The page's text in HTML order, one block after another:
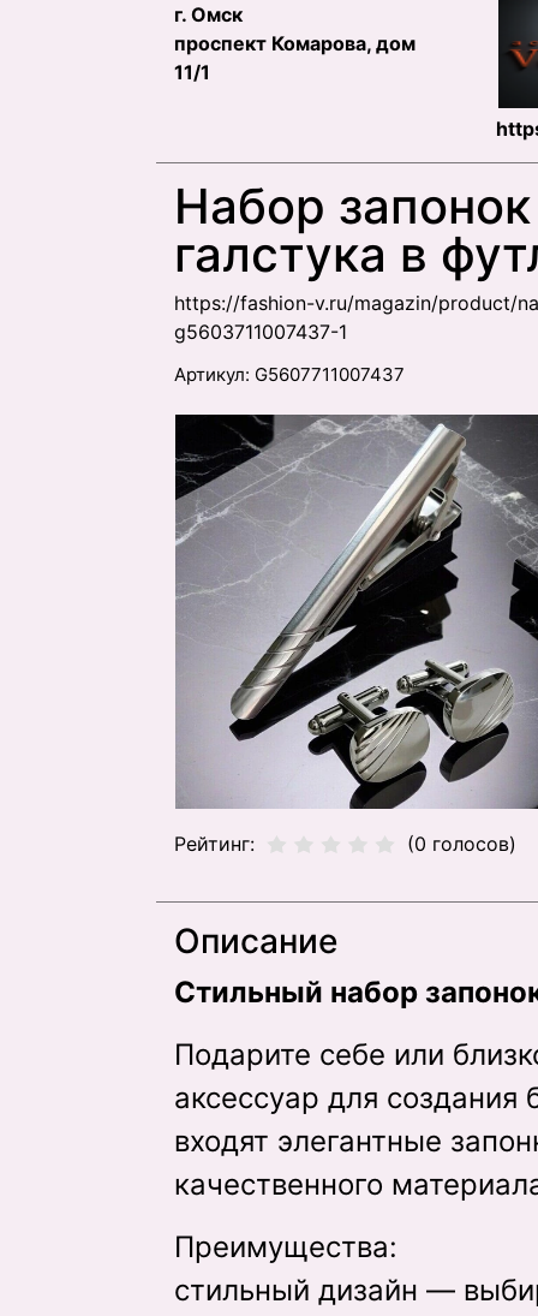
г. Омск
проспект Комарова, дом
11/1
Набор
галстука в
https://fashion-v.ru/magazin/product/
g5603711007437-1
Артикул: G5607711007437
Рейтинг: (0 голосов)
Описание
Стильный набор
Подарите себе или
аксессуар для создания
входят элегантные
качественного
Преимущества:
стильный дизайн —